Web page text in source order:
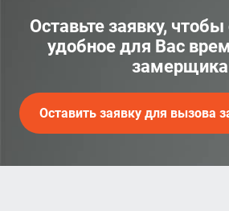
Оставьте заявку, чтобы
удобное для Вас
замерщика
Оставить заявку для вызова